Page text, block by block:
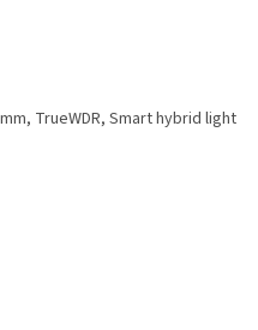
TrueWDR, Smart hybrid light